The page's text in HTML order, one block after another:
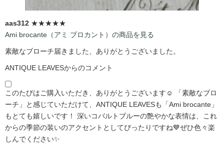
aas312 ★★★★★
Ami brocante（アミ ブロカント）の商品を見る
素敵なブローチ届きました、ありがとうございました。
ANTIQUE LEAVESからのコメント
このたびはご購入いただき、ありがとうございます☺️ 「素敵なブロ
ーチ」と感じていただけて、ANTIQUE LEAVESも「Ami brocante」
もとても嬉しいです！ 深いコバルトブルーの艶やかな表情は、これ
からの季節の装いのアクセントとしてぴったりですね💙ぜひ色々楽
しんでください✨